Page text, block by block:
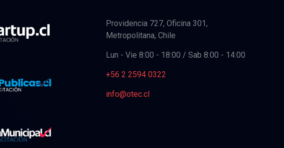
Providencia 727, Oficina 301,
Metropolitana, Chile
Lun - Vie 8:00 - 18:00 / Sab 8:00 - 14:00
+56 2 2594 0322
info@otec.cl